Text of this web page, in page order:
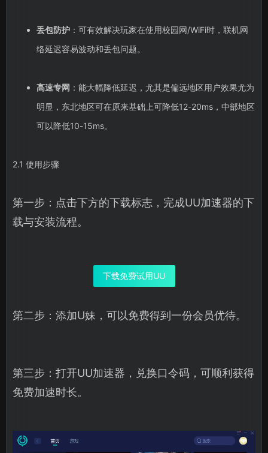
丢包防护：可有效解决玩家在使用校园网/WiFi时，联机网
络延迟容易波动和丢包问题。
高速专网 ：能大幅降低延迟，尤其是偏远地区用户效果尤为
明显，东北地区可在原来基础上可降低12-20ms，中部地区
可以降低10-15ms。
2.1 使用步骤
第一步：点击下方的下载标志，完成UU加速器的下
载与安装流程。
下载免费试用UU
第二步：添加U妹，可以免费得到一份会员优待。
第三步：打开UU加速器，兑换口令码，可顺利获得
免费加速时长。